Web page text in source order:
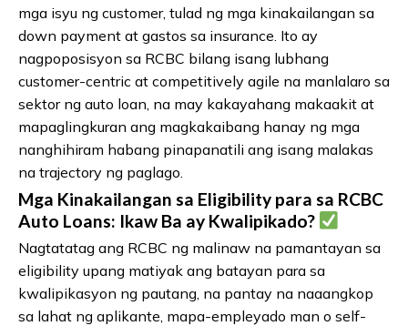
mga isyu ng customer, tulad ng mga kinakailangan sa
down payment at gastos sa insurance. Ito ay
nagpoposisyon sa RCBC bilang isang lubhang
customer-centric at competitively agile na manlalaro sa
sektor ng auto loan, na may kakayahang makaakit at
mapaglingkuran ang magkakaibang hanay ng mga
nanghihiram habang pinapanatili ang isang malakas
na trajectory ng paglago.
Mga Kinakailangan sa Eligibility para sa RCBC
Auto Loans: Ikaw Ba ay Kwalipikado?
Nagtatatag ang RCBC ng malinaw na pamantayan sa
eligibility upang matiyak ang batayan para sa
kwalipikasyon ng pautang, na pantay na naaangkop
sa lahat ng aplikante, mapa-empleyado man o self-